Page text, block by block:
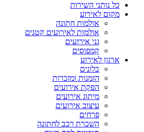
כל נותני השירות
מקום לאירוע
אולמות חתונה
אולמות לאירועים קטנים
גני אירועים
קמפוסים
ארגון לאירוע
בלונים
הזמנות ומזכרות
הפקת אירועים
מיתוג אירועים
עיצוב אירועים
פרחים
השכרת רכב לחתונה